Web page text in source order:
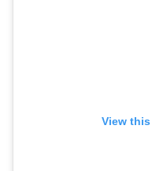
View